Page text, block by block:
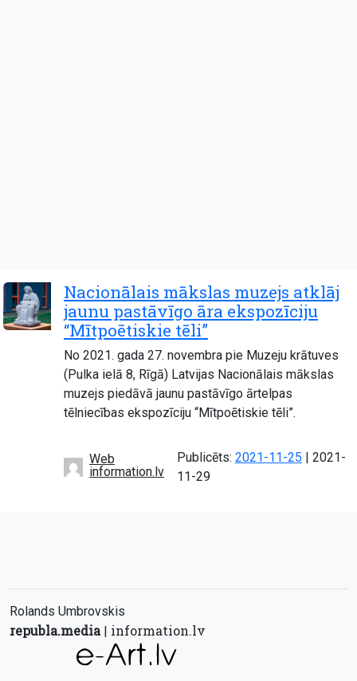
Nacionālais mākslas muzejs atklāj
jaunu pastāvīgo āra ekspozīciju
“Mītpoētiskie tēli”
No 2021. gada 27. novembra pie Muzeju krātuves
(Pulka ielā 8, Rīgā) Latvijas Nacionālais mākslas
muzejs piedāvā jaunu pastāvīgo ārtelpas
tēlniecības ekspozīciju “Mītpoētiskie tēli”.
Web
information.lv
Publicēts: 2021-11-25 | 2021-
11-29
Rolands Umbrovskis
republa.media| information.lv